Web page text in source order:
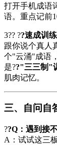
打开手机成语
语。重点记前
3?? ??速成训
跟你说个真人
个"云涌"成语
是??"三三制"
肌肉记忆。
三、自问自
??Q：遇到接
A：试试这三